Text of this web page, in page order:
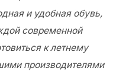
и удобная обувь,
современной
к летнему
производителями